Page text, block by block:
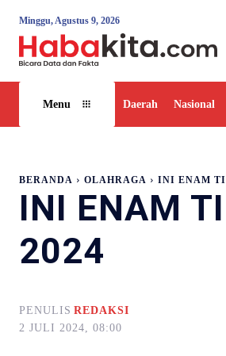
Minggu, Agustus 9, 2026
Menu Daerah Nasional
BERANDA OLAHRAGA INI ENAM
INI ENAM
2024
PENULIS REDAKSI
2 JULI 2024, 08:00